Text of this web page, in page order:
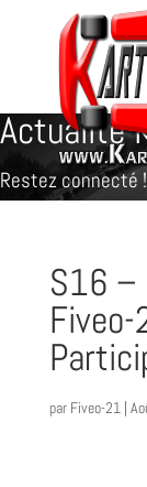
Actualité
Restez connecté !
S16 –
par Fiveo-21|